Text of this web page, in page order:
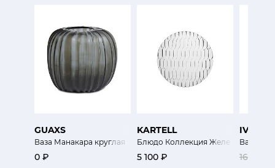
GUAXS
Ваза Манакара круглая
0 ₽
KARTELL
Блюдо Коллекция Желе
5 100 ₽
IVV
Ваза
16 900